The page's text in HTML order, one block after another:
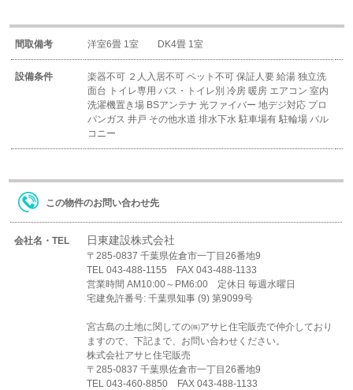
間取備考 洋室6畳 1室 DK4畳 1室
設備条件 楽器不可 ２人入居不可 ペット不可 保証人要 給湯 独立洗
面台 トイレ専用 バス・トイレ別 冷房 暖房 エアコン 室内
洗濯機置き場 BSアンテナ 光ファイバー 地デジ対応 プロ
パンガス 井戸 その他水道 排水下水 駐車場有 駐輪場 バル
コニー
この物件のお問い合わせ先
会社名・TEL 日東建設株式会社
〒285-0837 千葉県佐倉市一丁目26番地9
TEL 043-488-1155 FAX 043-488-1133
営業時間 AM10:00～PM6:00 定休日 毎週水曜日
宅建免許番号: 千葉県知事 (9) 第9099号
宮古島の土地に関しての㈱アサヒ住宅販売で仲介しており
ますので、下記まで、お問い合わせください。
株式会社アサヒ住宅販売
〒285-0837 千葉県佐倉市一丁目26番地9
TEL 043-460-8850 FAX 043-488-1133